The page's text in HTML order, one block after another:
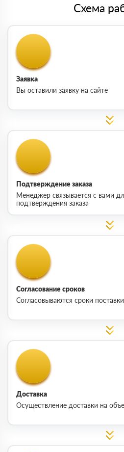
Схема
Заявка
Вы оставили заявку на сайте
Подтверждение заказа
Менеджер связывается с вами
подтверждения заказа
Согласование сроков
Согласовываются сроки поставки
Доставка
Осуществление доставки на